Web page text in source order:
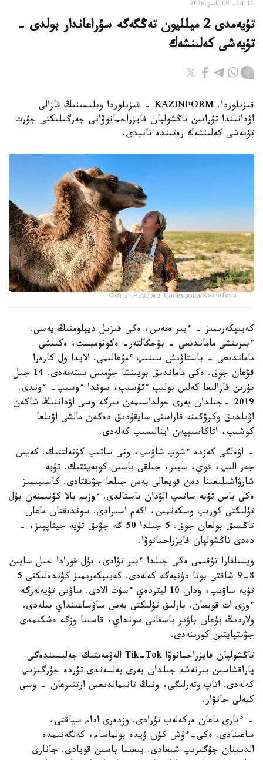
14:11, 09 تامىز 2026
تۇيەمدى 2 ميلليون تەڭگەگە سۇراعاندار بولدى -
تۇيەشى كەلىنشەك
قىزىلوردا. KAZINFORM - قىزىلوردا وبلىسىنىڭ قازالى
اۋدانىندا تۇراتىن تاڭشولپان فايزراحمانوۆانى جەرگىلىكتى جۇرت
تۇيەشى كەلىنشەك رەتىندە تانيدى.
Фото: Назерке Саниязова/Kazinform
كەيىپكەرىمىز - ءبىر ەمەس، ەكى قىزىل ديپلومنىڭ يەسى.
ءبىرىنشى ماماندىعى - بۋحگالتەر- ەكونوميست، ەكىنشى
ماماندىعى - باستاۋىش سىنىپ ءمۇعالىمى. الايدا ول كارەرا
قۋعان جوق. ەكى ماماندىق بويىنشا جۇمىس ىستەمەدى. 14 جىل
بۇرىن قازالىعا كەلىن بولىپ ءتۇسىپ، سوندا ءوسىپ- ءوندى.
2019 -جىلدان بەرى جولداسىمەن بىرگە وسى اۋداننىڭ شاكەن
اۋىلدىق وكرۋگىنە قاراستى سايقۇدىق دەگەن مالشى اۋىلعا
كوشىپ، اتاكاسىپپەن اينالىسىپ كەلەدى.
- اۋەلگى كەزدە ءشوپ شاۋىپ، ونى ساتىپ كۇنەلتتىك. كەيىن
جەر الىپ، قوي، سيىر، جىلقى باسىن كوبەيتتىك. تۇيە
شارۋاشىلىعىنا دەن قويعالى بەس جىلعا جۋىقتادى. كاسىبىمىز
ەكى باس تۇيە ساتىپ الۋدان باستالدى. ءوزىم بالا كۇنىمنەن بۇل
تۇلىكتى كورىپ وسكەنمىن، اكەم اسىرادى. سوندىقتان ماعان
تاڭسىق بولعان جوق. 5 جىلدا 50 گە جۋىق تۇيە جيناپپىز، -
دەدى تاڭشولپان فايزراحمانوۆا.
ويسىلقارا تۇقىمى ەكى جىلدا ءبىر تۋادى، بۇل قورادا جىل سايىن
8-9 شاقتى بوتا دۇنيەگە كەلەدى. كەيىپكەرىمىز كۇندەلىكتى 5
تۇيە ساۋىپ، ودان 10 ليتردەي ءسۇت الادى. ساۋىن تۇيەلەرگە
ءوزى ات قويعان. بارلىق تۇلىكتى بەس ساۋساعىنداي بىلەدى.
ولاردىڭ بۇعان باۋىر باسقانى سونداي، قاسىنا وزگە ەشكىمدى
جۋىتپايتىن كورىنەدى.
تاڭشولپان فايزراحمانوۆا Tik-Tok الەۋمەتتىك جەلىسىندەگى
پاراقشاسىن بىرنەشە جىلدان بەرى بەلسەندى تۇردە جۇرگىزىپ
كەلەدى. اتاپ وتەرلىگى، ونىڭ تانىمالدىعىن ارتتىرعان - وسى
كيەلى جانۋار.
- ءبارى ماعان ەركەلەپ تۇرادى. وزدەرى ادام سياقتى،
ساعىنادى. ەكى-ءۇش كۇن ۇيدە بولماسام، كەلگەنىمدە
الدىمنان جۇگىرىپ شىعادى. يىعىما باسىن قويادى. جانارى